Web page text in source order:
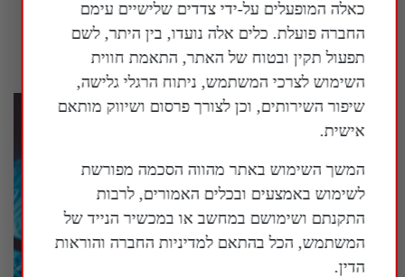
משחקים דמקה"
כאלה המופעלים על-ידי צדדים שלישיים עימם
החברה פועלת. כלים אלה נועדו, בין היתר, לשם
תפעול תקין ובטוח של האתר, התאמת חווית
השימוש לצרכי המשתמש, ניתוח הרגלי גלישה,
שיפור השירותים, וכן לצורך פרסום ושיווק מותאם
אישית.
המשך השימוש באתר מהווה הסכמה מפורשת
לשימוש באמצעים ובכלים האמורים, לרבות
התקנתם ושימושם במחשב או במכשיר הנייד של
המשתמש, הכל בהתאם למדיניות החברה והוראות
הדין.